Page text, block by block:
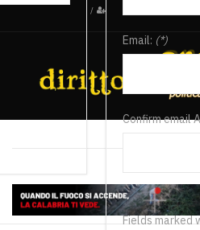
/
Email: (*)
Confirm email
Fields marked